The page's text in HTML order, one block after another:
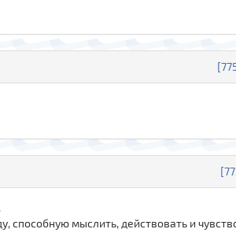
способную мыслить, действовать и